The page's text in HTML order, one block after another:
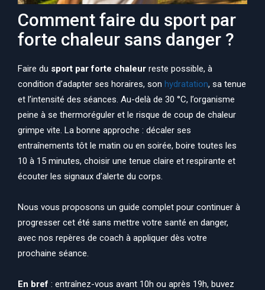
Comment faire du sport par
forte chaleur sans danger ?
Faire du sport par forte chaleur reste possible, à
condition d’adapter ses horaires, son hydratation, sa tenue
et l’intensité des séances. Au-delà de 30 °C, l’organisme
peine à se thermoréguler et le risque de coup de chaleur
grimpe vite. La bonne approche : décaler ses
entraînements tôt le matin ou en soirée, boire toutes les
10 à 15 minutes, choisir une tenue claire et respirante et
écouter les signaux d’alerte du corps.
Nous vous proposons un guide complet pour continuer à
progresser cet été sans mettre votre santé en danger,
avec nos repères de coach à appliquer dès votre
prochaine séance.
En bref : entraînez-vous avant 10h ou après 19h, buvez